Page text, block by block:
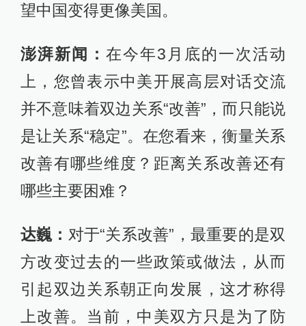
望中国变得更像美国。
澎湃新闻： 在今年3月底的一次活动
上，您曾表示中美开展高层对话交流
并不意味着双边关系“改善”，而只能说
是让关系“稳定”。在您看来，衡量关系
改善有哪些维度？距离关系改善还有
哪些主要困难？
达巍： 对于“关系改善”，最重要的是双
方改变过去的一些政策或做法，从而
引起双边关系朝正向发展，这才称得
上改善。当前，中美双方只是为了防